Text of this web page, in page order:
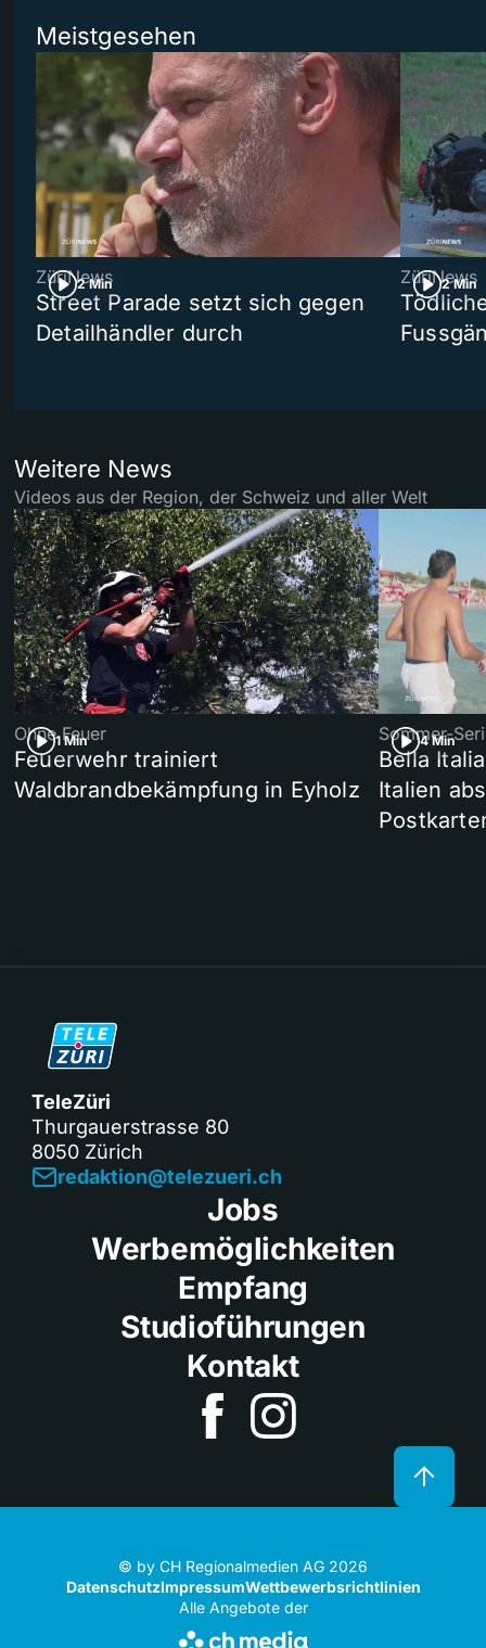
Meistgesehen
2 Min
ZüriNews
Street Parade setzt sich gegen
Detailhändler durch
2 Min
ZüriNews
Weitere News
Videos aus der Region, der Schweiz und aller Welt
1 Min
Ohne Feuer
Feuerwehr trainiert
Waldbrandbekämpfung in Eyholz
4 Min
Sommer-
Bella
Italien
TeleZüri
Thurgauerstrasse 80
8050 Zürich
redaktion@telezueri.ch
Jobs
Werbemöglichkeiten
Empfang
Studioführungen
Kontakt
© by CH Regionalmedien AG 2026
DatenschutzImpressumWettbewerbsrichtlinien
Alle Angebote der